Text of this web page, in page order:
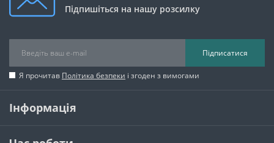
Підпишіться на нашу розсилку
Підписатися
Я прочитав Політика безпеки і згоден з вимогами
Інформація